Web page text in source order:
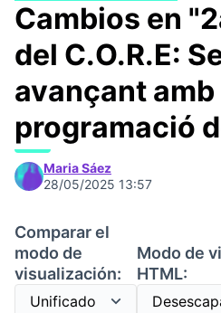
Cambios en
del C.O.R.E:
avançant amb
programació
Maria Sáez
28/05/2025 13:57
Comparar el
modo de
visualización:
Modo de
HTML: